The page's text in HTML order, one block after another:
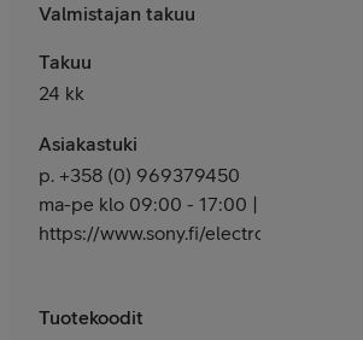
Valmistajan takuu
Takuu
24 kk
Asiakastuki
p. +358 (0) 969379450
ma-pe klo 09:00 - 17:00 |
https://www.sony.fi/electronics/support
Tuotekoodit